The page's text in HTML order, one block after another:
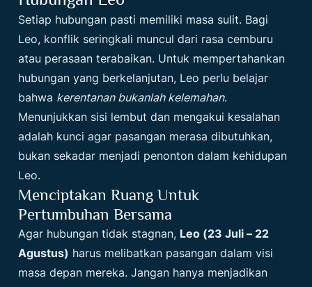
Setiap hubungan pasti memiliki masa sulit. Bagi
Leo, konflik seringkali muncul dari rasa cemburu
atau perasaan terabaikan. Untuk mempertahankan
hubungan yang berkelanjutan, Leo perlu belajar
bahwa kerentanan bukanlah kelemahan.
Menunjukkan sisi lembut dan mengakui kesalahan
adalah kunci agar pasangan merasa dibutuhkan,
bukan sekadar menjadi penonton dalam kehidupan
Leo.
Menciptakan Ruang Untuk
Pertumbuhan Bersama
Agar hubungan tidak stagnan, Leo (23 Juli – 22
Agustus) harus melibatkan pasangan dalam visi
masa depan mereka. Jangan hanya menjadikan